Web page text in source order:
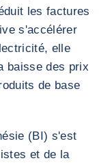
les factures
s'accélérer
elle
baisse des prix
de base
(BI) s'est
et de la